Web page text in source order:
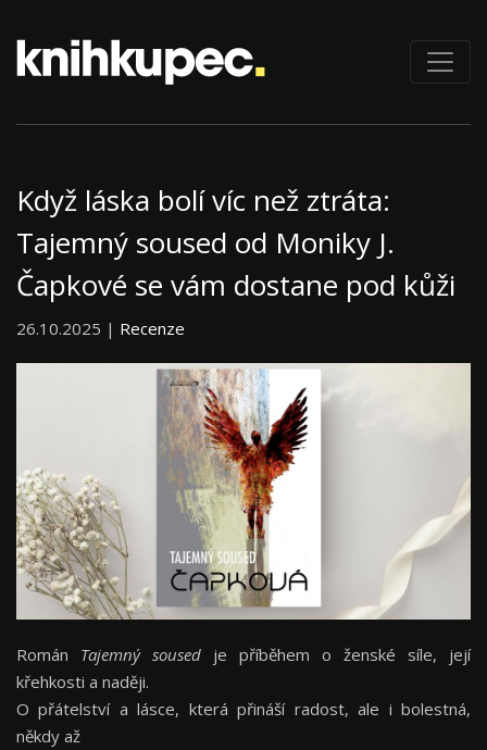
Když láska bolí víc než ztráta:
Tajemný soused od Moniky J.
Čapkové se vám dostane pod kůži
26.10.2025 | Recenze
Román Tajemný soused je příběhem o ženské síle, její
křehkosti a naději.
O přátelství a lásce, která přináší radost, ale i bolestná,
někdy až